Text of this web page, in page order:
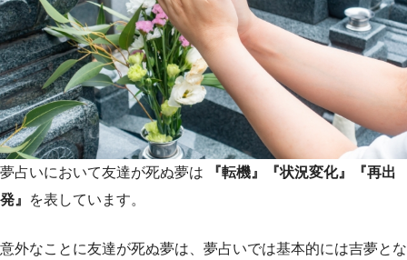
夢占いにおいて友達が死ぬ夢は
『転機』『状況変化』『再出
発』
を表しています。
意外なことに友達が死ぬ夢は、夢占いでは基本的には吉夢とな